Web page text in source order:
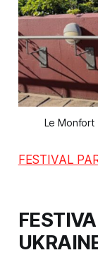
Le Monfort
FESTIVAL